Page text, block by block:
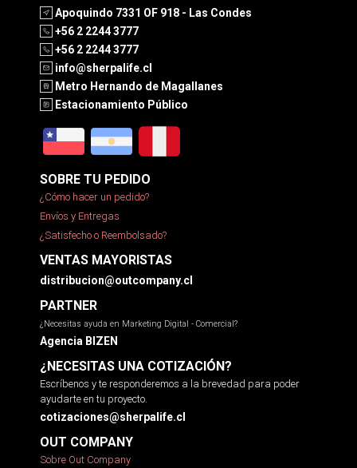
Apoquindo 7331 OF 918 - Las Condes
+56 2 2244 3777
+56 2 2244 3777
info@sherpalife.cl
Metro Hernando de Magallanes
Estacionamiento Público
SOBRE TU PEDIDO
¿Cómo hacer un pedido?
Envíos y Entregas
¿Satisfecho o Reembolsado?
VENTAS MAYORISTAS
distribucion@outcompany.cl
PARTNER
¿Necesitas ayuda en Marketing Digital - Comercial?
Agencia BIZEN
¿NECESITAS UNA COTIZACIÓN?
Escríbenos y te responderemos a la brevedad para poder
ayudarte en tu proyecto.
cotizaciones@sherpalife.cl
OUT COMPANY
Sobre Out Company